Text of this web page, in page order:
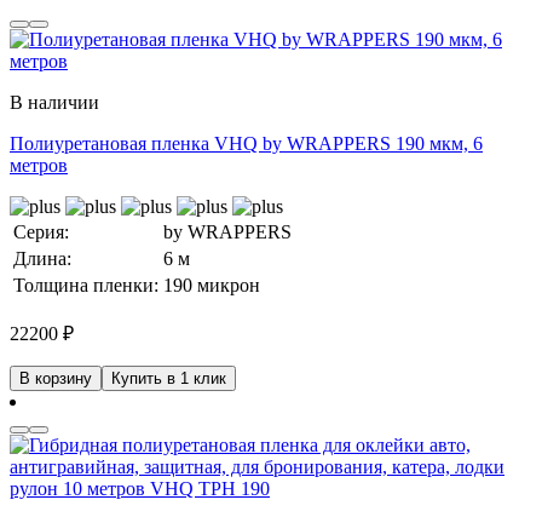
В наличии
Полиуретановая пленка VHQ by WRAPPERS 190 мкм, 6
метров
Серия:
by WRAPPERS
Длина:
6 м
Толщина пленки: 190 микрон
22200 ₽
В корзину Купить в 1 клик